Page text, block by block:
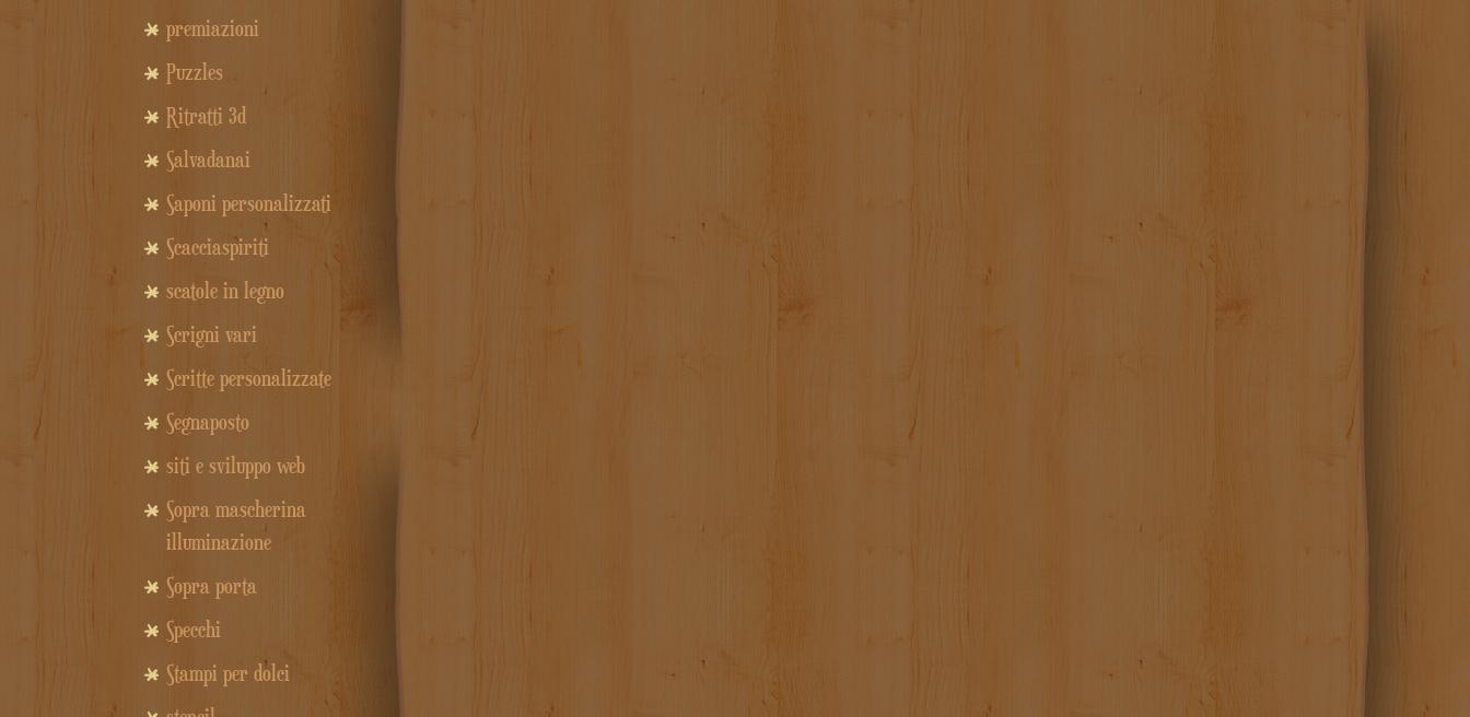
premiazioni
Puzzles
Ritratti 3d
Salvadanai
Saponi personalizzati
Scacciaspiriti
scatole in legno
Scrigni vari
Scritte personalizzate
Segnaposto
siti e sviluppo web
Sopra mascherina
illuminazione
Sopra porta
Specchi
Stampi per dolci